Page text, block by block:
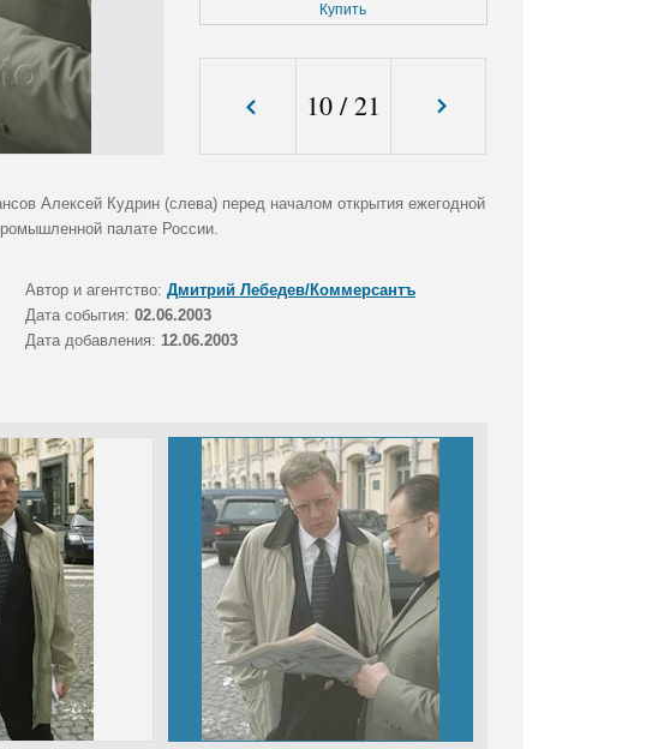
Купить
10/21
Алексей Кудрин (слева) перед началом открытия ежегодной
палате России.
Автор и агентство: Дмитрий Лебедев/Коммерсантъ
Дата события: 02.06.2003
Дата добавления: 12.06.2003